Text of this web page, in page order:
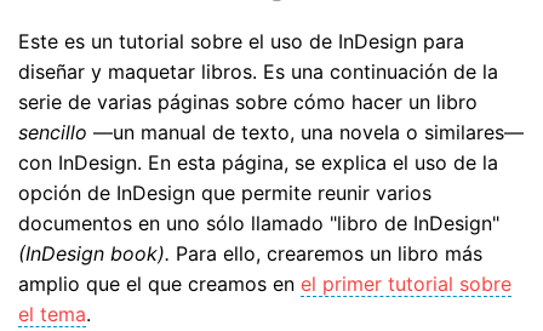
Este es un tutorial sobre el uso de InDesign para
diseñar y maquetar libros. Es una continuación de la
serie de varias páginas sobre cómo hacer un libro
sencillo —un manual de texto, una novela o similares—
con InDesign. En esta página, se explica el uso de la
opción de InDesign que permite reunir varios
documentos en uno sólo llamado "libro de InDesign"
(InDesign book). Para ello, crearemos un libro más
amplio que el que creamos en el primer tutorial sobre
el tema.